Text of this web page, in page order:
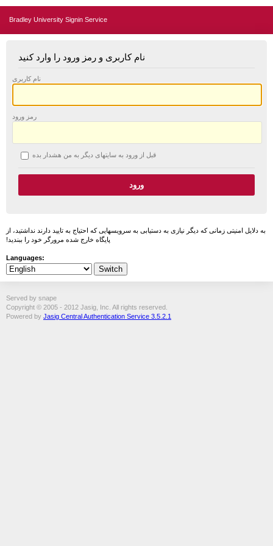
Bradley University Signin Service
نام کاربری و رمز ورود را وارد کنید
نام کاربری
رمز ورود
قبل از ورود به سایتهای دیگر به من هشدار بده
به دلایل امنیتی زمانی که دیگر نیازی به دستیابی به سرویسهایی که احتیاج به تایید دارند نداشتید، از
پایگاه خارج شده مرورگر خود را ببندید!
Languages:
Served by snape
Copyright © 2005 - 2012 Jasig, Inc. All rights reserved.
Powered by Jasig Central Authentication Service 3.5.2.1